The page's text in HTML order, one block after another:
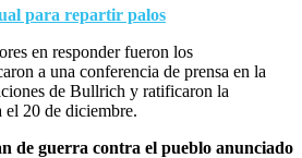
para repartir palos
en responder fueron los
a una conferencia de prensa en la
de Bullrich y ratificaron la
20 de diciembre.
de guerra contra el pueblo anunciado